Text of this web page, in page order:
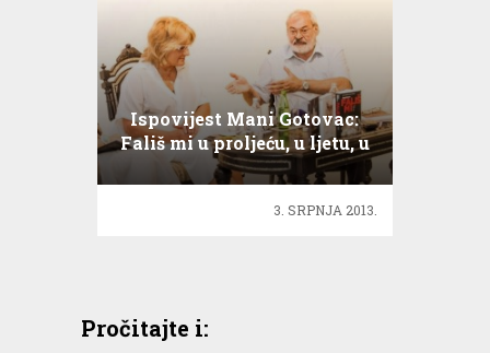
Ispovijest Mani Gotovac:
Fališ mi u proljeću, u ljetu, u
jeseni, u zimi!
3. SRPNJA 2013.
Pročitajte i: